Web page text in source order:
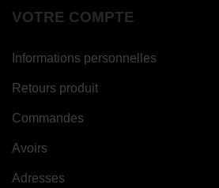
VOTRE COMPTE
Informations personnelles
Retours produit
Commandes
Avoirs
Adresses